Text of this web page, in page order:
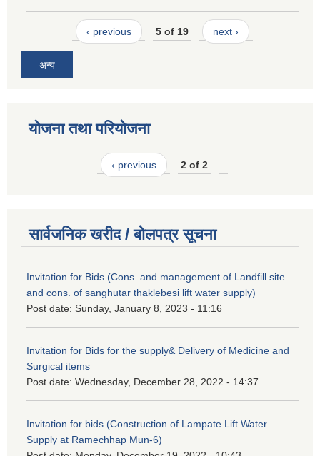
‹ previous 5 of 19 next ›
अन्य
योजना तथा परियोजना
‹ previous 2 of 2
सार्वजनिक खरीद / बोलपत्र सूचना
Invitation for Bids (Cons. and management of Landfill site
and cons. of sanghutar thaklebesi lift water supply)
Post date: Sunday, January 8, 2023 - 11:16
Invitation for Bids for the supply& Delivery of Medicine and
Surgical items
Post date: Wednesday, December 28, 2022 - 14:37
Invitation for bids (Construction of Lampate Lift Water
Supply at Ramechhap Mun-6)